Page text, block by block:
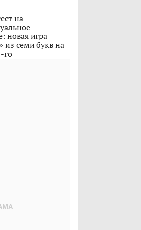
на
новая игра
из семи букв на
го